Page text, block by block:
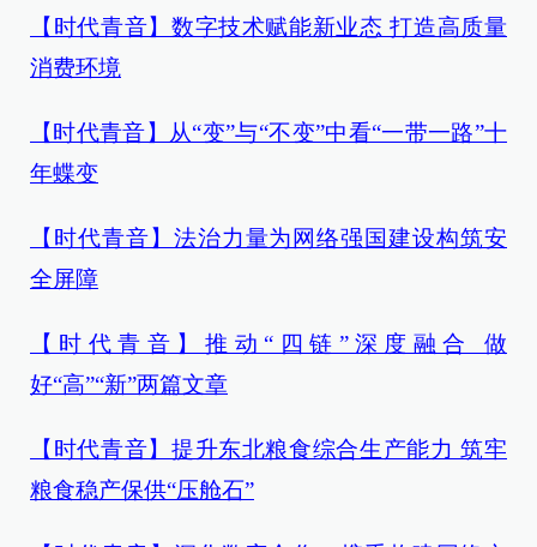
【时代青音】数字技术赋能新业态 打造高质量
消费环境
【时代青音】从“变”与“不变”中看“一带一路”十
年蝶变
【时代青音】法治力量为网络强国建设构筑安
全屏障
【时代青音】推动“四链”深度融合 做
好“高”“新”两篇文章
【时代青音】提升东北粮食综合生产能力 筑牢
粮食稳产保供“压舱石”